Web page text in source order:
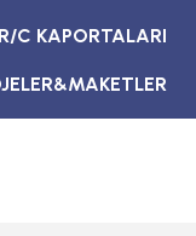
R/C KAPORTALARI